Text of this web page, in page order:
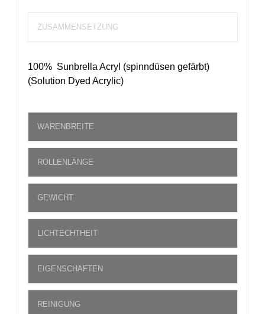
ZUSAMMENSETZUNG
100% Sunbrella Acryl (spinndüsen gefärbt)
(Solution Dyed Acrylic)
WARENBREITE
ROLLENLÄNGE
GEWICHT
LICHTECHTHEIT
EIGENSCHAFTEN
REINIGUNG